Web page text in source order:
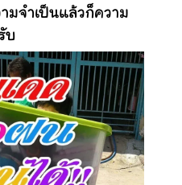
มจำเป็นแล้วก็ความ
บ